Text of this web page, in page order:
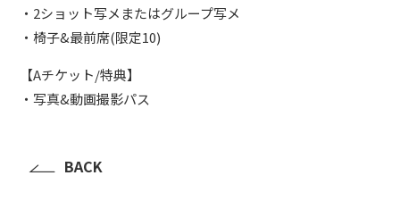
・2ショット写メまたはグループ写メ
・椅子&最前席(限定10)
【Aチケット/特典】
・写真&動画撮影パス
BACK